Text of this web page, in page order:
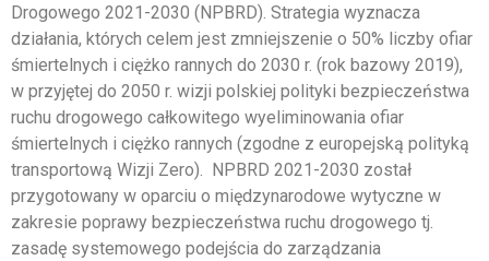
Drogowego 2021-2030 (NPBRD). Strategia wyznacza
działania, których celem jest zmniejszenie o 50% liczby ofiar
śmiertelnych i ciężko rannych do 2030 r. (rok bazowy 2019),
w przyjętej do 2050 r. wizji polskiej polityki bezpieczeństwa
ruchu drogowego całkowitego wyeliminowania ofiar
śmiertelnych i ciężko rannych (zgodne z europejską polityką
transportową Wizji Zero). NPBRD 2021-2030 został
przygotowany w oparciu o międzynarodowe wytyczne w
zakresie poprawy bezpieczeństwa ruchu drogowego tj.
zasadę systemowego podejścia do zarządzania